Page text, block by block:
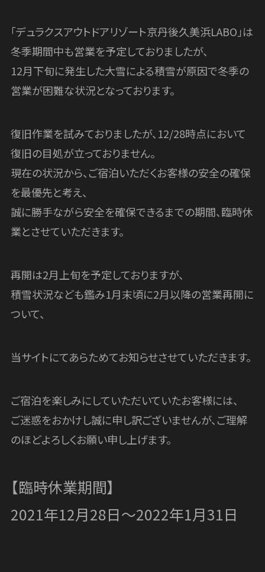
「デュラクスアウトドアリゾート京丹後久美浜LABO」は
冬季期間中も営業を予定しておりましたが、
12月下旬に発生した大雪による積雪が原因で冬季の
営業が困難な状況となっております。
復旧作業を試みておりましたが、12/28時点において
復旧の目処が立っておりません。
現在の状況から、ご宿泊いただくお客様の安全の確保
を最優先と考え、
誠に勝手ながら安全を確保できるまでの期間、臨時休
業とさせていただきます。
再開は2月上旬を予定しておりますが、
積雪状況なども鑑み1月末頃に2月以降の営業再開に
ついて、
当サイトにてあらためてお知らせさせていただきます。
ご宿泊を楽しみにしていただいていたお客様には、
ご迷惑をおかけし誠に申し訳ございませんが、ご理解
のほどよろしくお願い申し上げます。
【臨時休業期間】
2021年12月28日〜2022年1月31日